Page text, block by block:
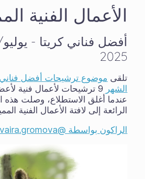
الأعمال الفنية
أفضل فناني كريتا -
2025
تلقى موضوع ترشيحات أفضل فناني
الشهر
9 ترشيحات لأعمال فنية
عندما أغلق الاستطلاع، وصلت هذه
الرائعة إلى لافتة الأعمال الفنية
الراكون بواسطة @elvaira.gromova